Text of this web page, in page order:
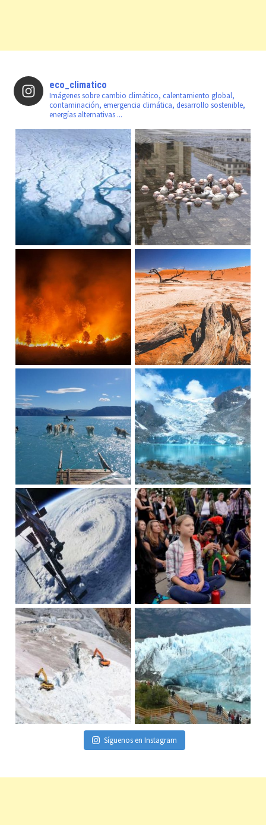
eco_climatico
Imágenes sobre cambio climático, calentamiento global,
contaminación, emergencia climática, desarrollo sostenible,
energías alternativas ...
Síguenos en Instagram